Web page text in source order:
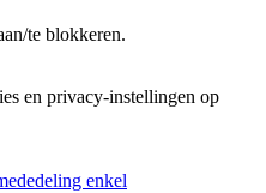
te blokkeren.
en privacy-instellingen op
enkel